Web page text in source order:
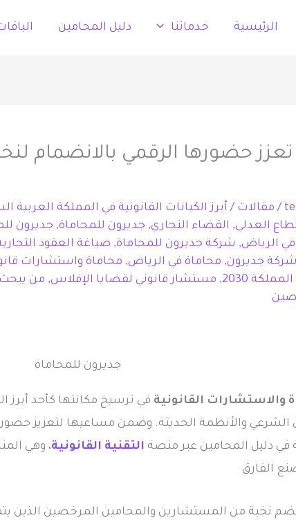
الرئيسية خدماتنا دليل المحامين
حضورها الرقمي بالانضمام
/ مقالات / أبرز الكيانات القانونية في المملكة العربية
العدلي, القضاء التجاري, جديرون للمحاماة, جديرون
الرياض, شركة جديرون للمحاماة, صياغة العقود
شركة جديرون, محاماة في الرياض, محاماة واستشارات
2030
, مستشار قانوني لقضايا الإفلاس, من يبحث
جديرون للمحاماة
والاستشارات القانونية في ترسيخ مكانتها كأحد أبرز
الشرعي والأنظمة الحديثة. وضمن مساعيها لتعزيز
في دليل المحامين عبر منصة التقنية القانونية، وهي
الفارق
نخبة من المستشارين والمحامين المرخصين الذين